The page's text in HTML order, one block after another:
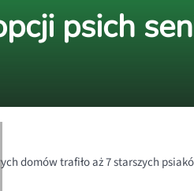
psich
domów trafiło aż 7 starszych